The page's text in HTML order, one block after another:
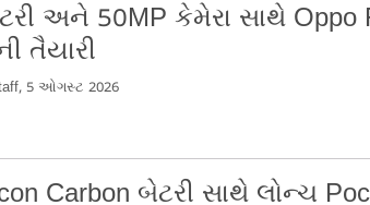
અને 50MP કેમેરા સાથે Oppo
તૈયારી
5 ઓગસ્ટ 2026
Carbon બેટરી સાથે લોન્ચ